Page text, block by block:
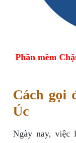
Phần mềm
Cách gọi
Úc
Ngày nay,